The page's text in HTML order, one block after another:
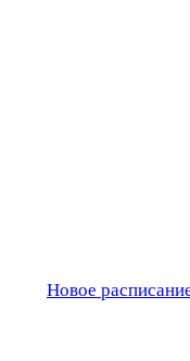
Новое